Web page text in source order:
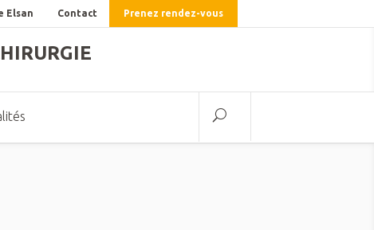
Elsan Contact Prenez rendez-vous